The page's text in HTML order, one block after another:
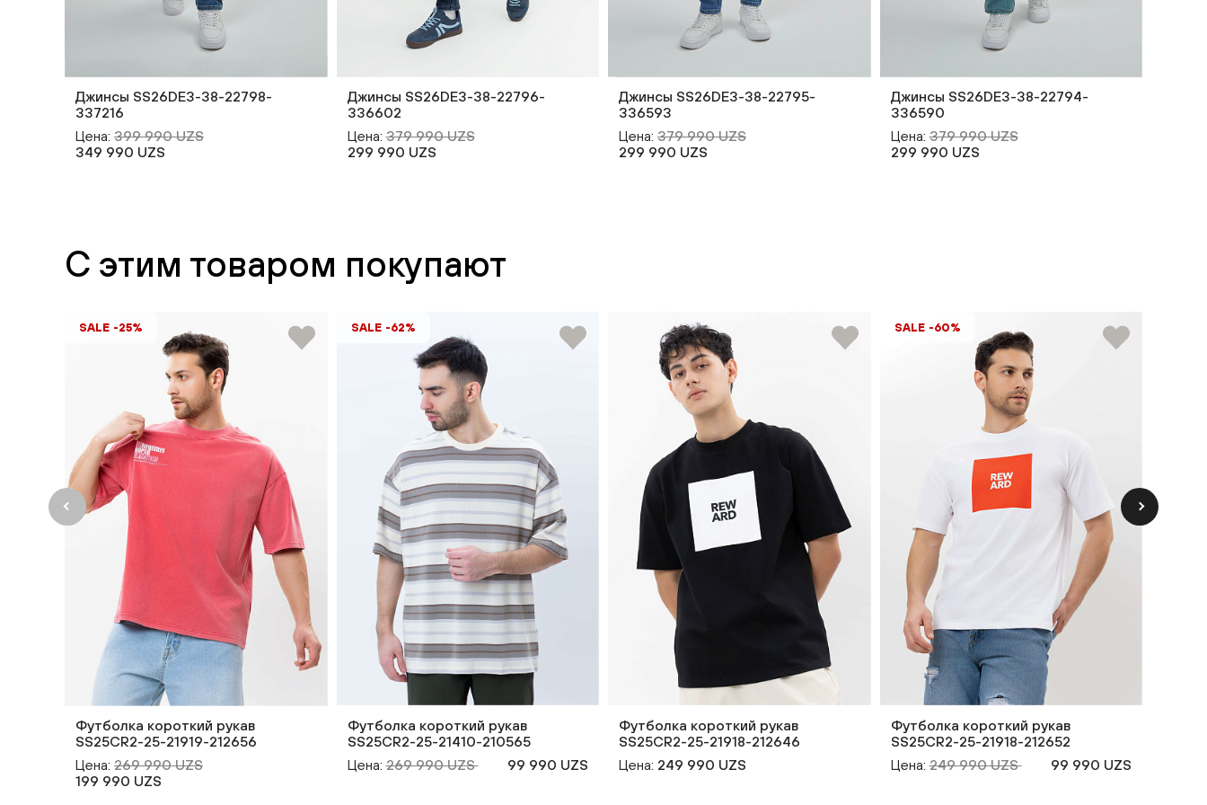
Джинсы SS26DE3-38-22798-
337216
Цена: 399 990 UZS
349 990 UZS
Джинсы SS26DE3-38-22796-
336602
Цена: 379 990 UZS
299 990 UZS
Джинсы SS26DE3-38-22795-
336593
Цена: 379 990 UZS
299 990 UZS
Джинсы SS26DE3-38-22794-
336590
Цена: 379 990 UZS
299 990 UZS
С этим товаром покупают
SALE -25%
Футболка короткий рукав
SS25CR2-25-21919-212656
Цена: 269 990 UZS
199 990 UZS
SALE -62%
Футболка короткий рукав
SS25CR2-25-21410-210565
Цена: 269 990 UZS 99 990 UZS
Футболка короткий рукав
SS25CR2-25-21918-212646
Цена: 249 990 UZS
SALE -60%
Футболка короткий рукав
SS25CR2-25-21918-212652
Цена: 249 990 UZS 99 990 UZS